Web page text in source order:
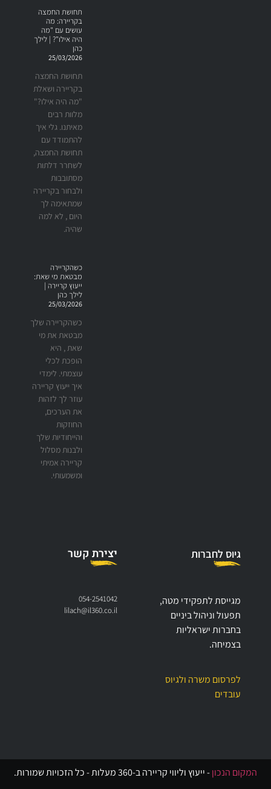
תחושת החמצה
בקריירה: מה
עושים עם "מה
היה אילו"? | לילך
כהן
25/03/2026
תחושת החמצה
בקריירה ושאלת
"מה היה אילו?"
מלוות רבים
מאיתנו. גלי איך
להתמודד עם
תחושת החמצה,
לשחרר דלתות
מסתובבות
ולבחור בקריירה
שמתאימה לך
היום , לא למה
שהיה.
כשהקריירה
מבטאת מי שאת:
ייעוץ קריירה |
לילך כהן
25/03/2026
כשהקריירה שלך
מבטאת את מי
שאת , היא
הופכת לכלי
עוצמתי. לימדי
איך ייעוץ קריירה
עוזר לך לזהות
את הערכים,
החוזקות
והייחודיות שלך
ולבנות מסלול
קריירה אמיתי
ומשמעותי.
גיוס לחברות
מגייסת לתפקידי מטה,
תפעול וניהול ביניים
בחברות ישראליות
בצמיחה.
לפרסום משרה ולגיוס
עובדים
יצירת קשר
054-2541042
lilach@il360.co.il
המקום הנכון- ייעוץ וליווי קריירה ב-360 מעלות - כל הזכויות שמורות.